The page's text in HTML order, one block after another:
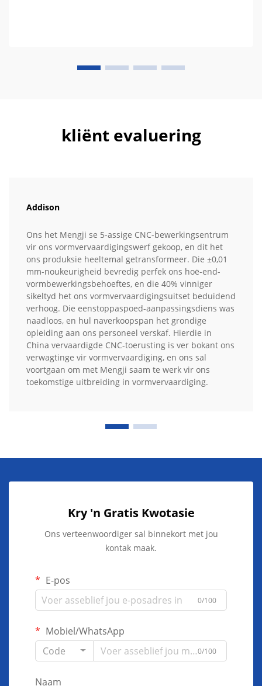
kliënt evaluering
Addison
Ons het Mengji se 5-assige CNC-bewerkingsentrum
vir ons vormvervaardigingswerf gekoop, en dit het
ons produksie heeltemal getransformeer. Die ±0,01
mm-noukeurigheid bevredig perfek ons hoë-end-
vormbewerkingsbehoeftes, en die 40% vinniger
sikeltyd het ons vormvervaardigingsuitset beduidend
verhoog. Die eenstoppaspoed-aanpassingsdiens was
naadloos, en hul naverkoopspan het grondige
opleiding aan ons personeel verskaf. Hierdie in
China vervaardigde CNC-toerusting is ver bokant ons
verwagtinge vir vormvervaardiging, en ons sal
voortgaan om met Mengji saam te werk vir ons
toekomstige uitbreiding in vormvervaardiging.
Kry 'n Gratis Kwotasie
Ons verteenwoordiger sal binnekort met jou
kontak maak.
E-pos
0/100
Mobiel/WhatsApp
Code
0/100
Naam